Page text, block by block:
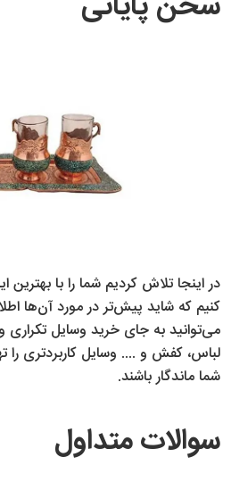
در اینجا تلاش کردیم شما را با بهترین
کنیم که شاید پیش‌تر در مورد آن‌ها
می‌توانید به جای خرید وسایل تکراری
لباس، کفش و .... وسایل کاربردتری‌ را
شما ماندگار باشند.
سوالات متداول